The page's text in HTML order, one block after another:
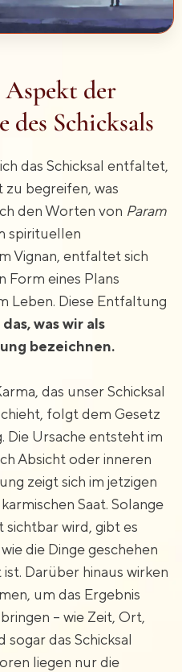
der
Schicksals
das Schicksal entfaltet,
zu begreifen, was
den Worten von Param
spirituellen
Vignan, entfaltet sich
Form eines Plans
Leben. Diese Entfaltung
das, was wir als
bezeichnen.
das unser Schicksal
folgt dem Gesetz
Die Ursache entsteht im
Absicht oder inneren
zeigt sich im jetzigen
Saat. Solange
sichtbar wird, gibt es
die Dinge geschehen
Darüber hinaus wirken
um das Ergebnis
– wie Zeit, Ort,
das Schicksal
liegen nur die